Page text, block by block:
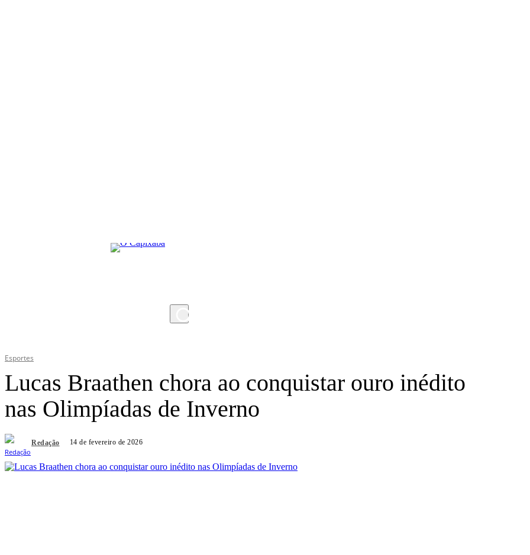
Esportes
Lucas Braathen chora ao conquistar ouro inédito
nas Olimpíadas de Inverno
Redação 14 de fevereiro de 2026